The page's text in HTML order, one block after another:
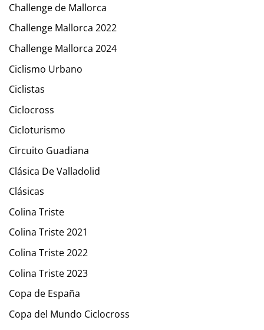
Challenge de Mallorca
Challenge Mallorca 2022
Challenge Mallorca 2024
Ciclismo Urbano
Ciclistas
Ciclocross
Cicloturismo
Circuito Guadiana
Clásica De Valladolid
Clásicas
Colina Triste
Colina Triste 2021
Colina Triste 2022
Colina Triste 2023
Copa de España
Copa del Mundo Ciclocross